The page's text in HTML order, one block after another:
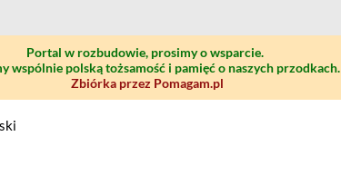
Portal w rozbudowie, prosimy o wsparcie.
wspólnie polską tożsamość i pamięć o naszych przodkach.
Zbiórka przez Pomagam.pl